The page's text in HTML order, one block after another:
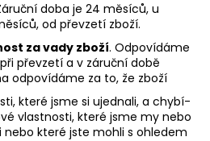
doba je 24 měsíců, u
od převzetí zboží.
za vady zboží. Odpovídáme
převzetí a v záruční době
odpovídáme za to, že zboží
které jsme si ujednali, a chybí-
vlastnosti, které jsme my nebo
nebo které jste mohli s ohledem